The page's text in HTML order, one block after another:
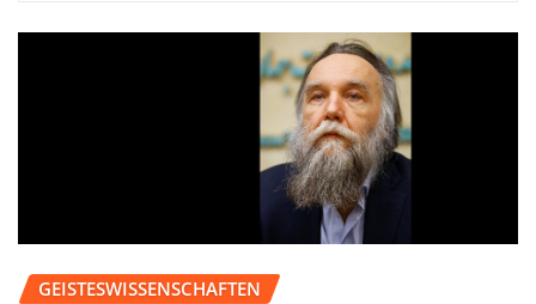
GEISTESWISSENSCHAFTEN